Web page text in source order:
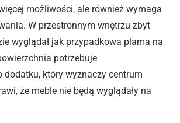
możliwości, ale również wymaga
W przestronnym wnętrzu zbyt
wyglądał jak przypadkowa plama na
potrzebuje
dodatku, który wyznaczy centrum
że meble nie będą wyglądały na